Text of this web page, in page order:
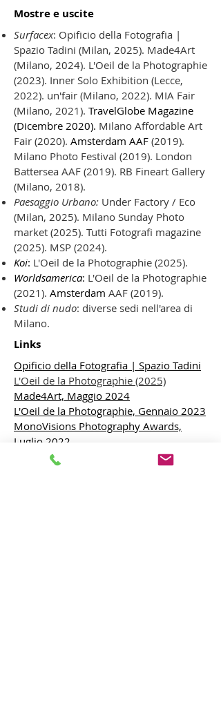
Mostre e uscite
Surfacex: Opificio della Fotografia |
Spazio Tadini (Milan, 2025). Made4Art
(Milano, 2024). L'Oeil de la Photographie
(2023). Inner Solo Exhibition (Lecce,
2022). un'fair (Milano, 2022). MIA Fair
(Milano, 2021). TravelGlobe Magazine
(Dicembre 2020). Milano Affordable Art
Fair (2020). Amsterdam AAF (2019).
Milano Photo Festival (2019). London
Battersea AAF (2019). RB Fineart Gallery
(Milano, 2018).
Paesaggio Urbano: Under Factory / Eco
(Milan, 2025). Milano Sunday Photo
market (2025). Tutti Fotografi magazine
(2025). MSP (2024).
Koi: L'Oeil de la Photographie (2025).
Worldsamerica: L'Oeil de la Photographie
(2021). Amsterdam AAF (2019).
Studi di nudo: diverse sedi nell'area di
Milano.
Links
Opificio della Fotografia | Spazio Tadini
L'Oeil de la Photographie (2025)
Made4Art, Maggio 2024
L'Oeil de la Photographie, Gennaio 2023
MonoVisions Photography Awards,
Luglio 2022
Inner Solo Exhibition, Luglio 2022